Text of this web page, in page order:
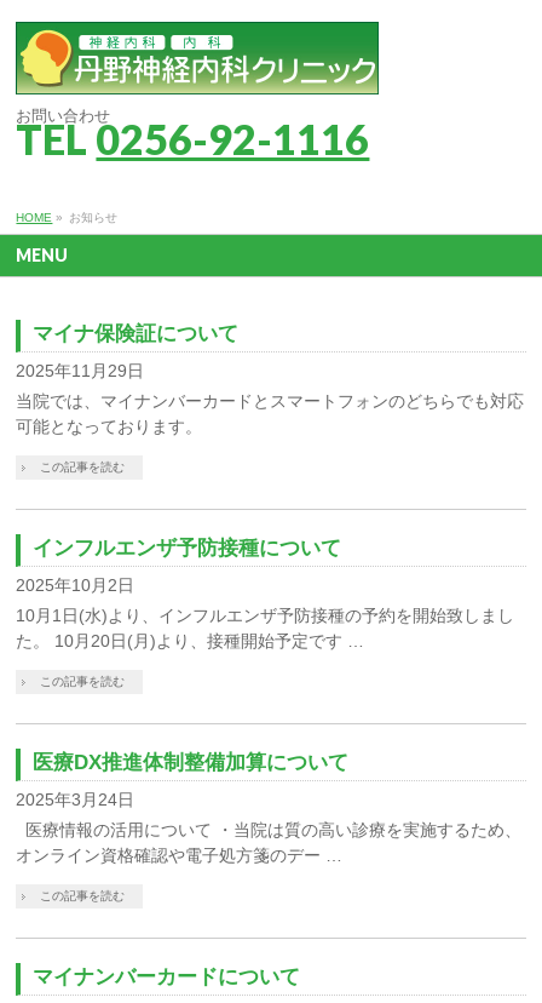
お問い合わせ
TEL0256-92-1116
HOME » お知らせ
MENU
マイナ保険証について
2025年11月29日
当院では、マイナンバーカードとスマートフォンのどちらでも対応
可能となっております。
この記事を読む
インフルエンザ予防接種について
2025年10月2日
10月1日(水)より、インフルエンザ予防接種の予約を開始致しまし
た。 10月20日(月)より、接種開始予定です …
この記事を読む
医療DX推進体制整備加算について
2025年3月24日
医療情報の活用について ・当院は質の高い診療を実施するため、
オンライン資格確認や電子処方箋のデー …
この記事を読む
マイナンバーカードについて